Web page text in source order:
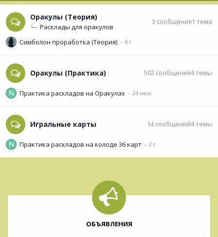
Оракулы (Теория)
Расклады для оракулов
3 сообщения1 тема
Симболон проработка (Теория)
Оракулы (Практика) 502 сообщения4темы
Практика раскладов на Оракулах
Игральные карты 14 сообщений4темы
Практика раскладов на колоде 36 карт
ОБЪЯВЛЕНИЯ